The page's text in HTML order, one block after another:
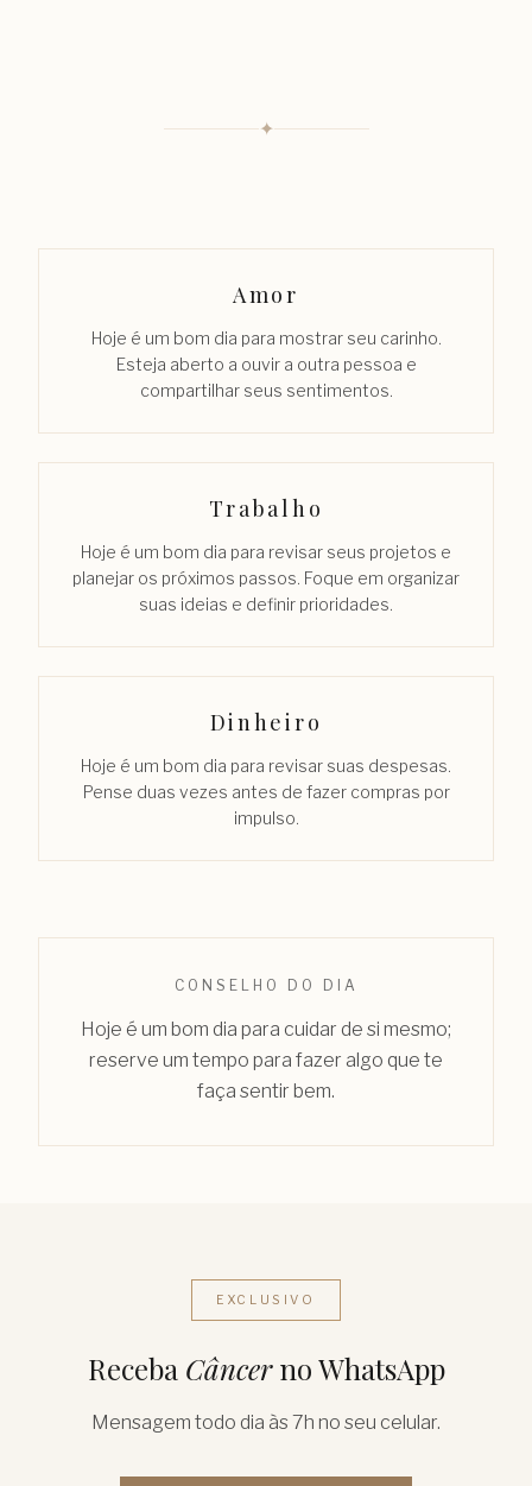
✦
Amor
Hoje é um bom dia para mostrar seu carinho.
Esteja aberto a ouvir a outra pessoa e
compartilhar seus sentimentos.
Trabalho
Hoje é um bom dia para revisar seus projetos e
planejar os próximos passos. Foque em organizar
suas ideias e definir prioridades.
Dinheiro
Hoje é um bom dia para revisar suas despesas.
Pense duas vezes antes de fazer compras por
impulso.
CONSELHO DO DIA
Hoje é um bom dia para cuidar de si mesmo;
reserve um tempo para fazer algo que te
faça sentir bem.
EXCLUSIVO
Receba Câncerno WhatsApp
Mensagem todo dia às 7h no seu celular.